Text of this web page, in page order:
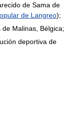
de Sama de
de Langreo);
de Malinas, Bélgica;
deportiva de